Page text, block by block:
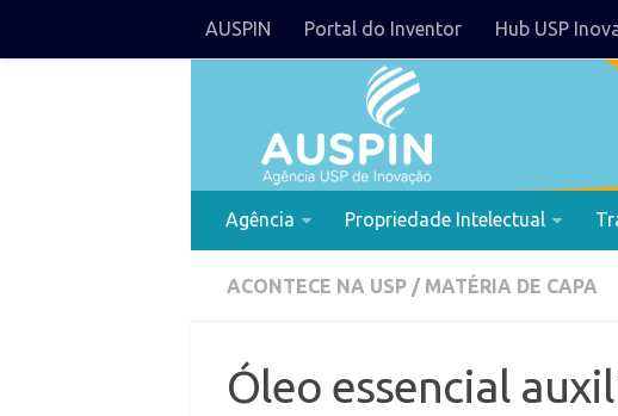
AUSPIN Portal do Inventor Hub USP
Agência Propriedade Intelectual
ACONTECE NA USP / MATÉRIA DE CAPA
Óleo essencial